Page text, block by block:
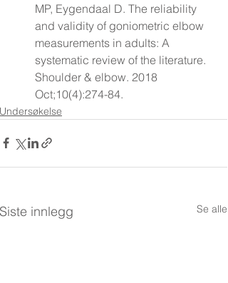
MP, Eygendaal D. The reliability
and validity of goniometric elbow
measurements in adults: A
systematic review of the literature.
Shoulder & elbow. 2018
Oct;10(4):274-84.
Undersøkelse
Siste innlegg Se alle